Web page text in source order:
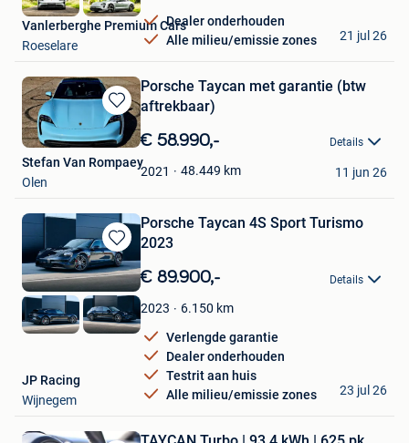
Dealer onderhouden
Alle milieu/emissie zones
Vanlerberghe Premium Cars
Roeselare
21 jul 26
Bewaren
in
Mijn
Favorieten
Porsche Taycan met garantie (btw
aftrekbaar)
€ 58.990,- Details
2021 48.449 km
Stefan Van Rompaey
Olen
11 jun 26
Bewaren
in
Mijn
Favorieten
Porsche Taycan 4S Sport Turismo
2023
€ 89.900,- Details
2023 6.150 km
Verlengde garantie
Dealer onderhouden
Testrit aan huis
Alle milieu/emissie zones
JP Racing
Wijnegem
23 jul 26